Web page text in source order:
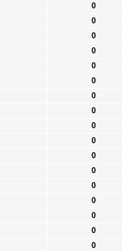
0
0
0
0
0
0
0
0
0
0
0
0
0
0
0
0
0